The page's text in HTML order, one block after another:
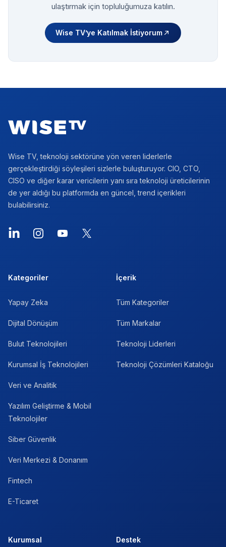
ulaştırmak için topluluğumuza katılın.
Wise TV’ye Katılmak İstiyorum
Wise TV, teknoloji sektörüne yön veren liderlerle
gerçekleştirdiği söyleşileri sizlerle buluşturuyor. CIO, CTO,
CISO ve diğer karar vericilerin yanı sıra teknoloji üreticilerinin
de yer aldığı bu platformda en güncel, trend içerikleri
bulabilirsiniz.
LinkedInInstagramYouTube
X
Kategoriler
Yapay Zeka
Dijital Dönüşüm
Bulut Teknolojileri
Kurumsal İş Teknolojileri
Veri ve Analitik
Yazılım Geliştirme & Mobil
Teknolojiler
Siber Güvenlik
Veri Merkezi & Donanım
Fintech
E-Ticaret
İçerik
Tüm Kategoriler
Tüm Markalar
Teknoloji Liderleri
Teknoloji Çözümleri Kataloğu
Kurumsal Destek